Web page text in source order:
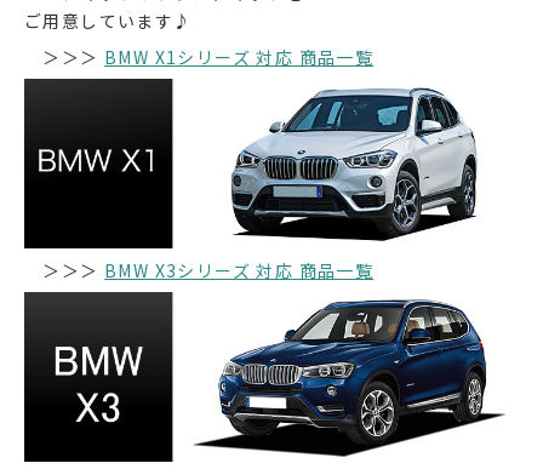
ご用意しています♪
＞＞＞ BMW X1シリーズ 対応 商品一覧
＞＞＞ BMW X3シリーズ 対応 商品一覧